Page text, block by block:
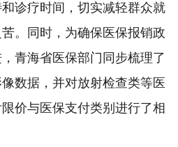
诊疗时间，切实减轻群众就
。同时，为确保医保报销政
青海省医保部门同步梳理了
数据，并对放射检查类等医
价与医保支付类别进行了相